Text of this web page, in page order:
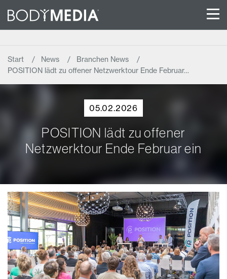
Start News
Branchen News
POSITION lädt zu offener Netzwerktour Ende Februar…
05.02.2026
POSITION lädt zu offener
Netzwerktour Ende Februar ein